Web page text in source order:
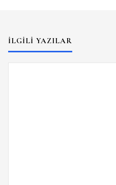
İLGILI YAZILAR